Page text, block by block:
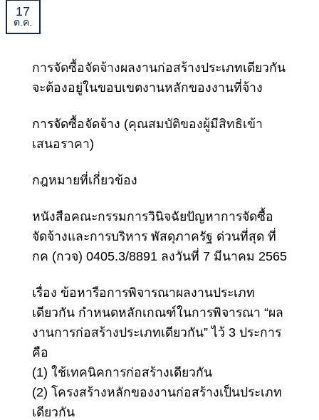
17
ต.ค.
การจัดซื้อจัดจ้างผลงานก่อสร้างประเภทเดียวกัน
จะต้องอยู่ในขอบเขตงานหลักของงานที่จ้าง
การจัดซื้อจัดจ้าง (คุณสมบัติของผู้มีสิทธิเข้า
เสนอราคา)
กฎหมายที่เกี่ยวข้อง
หนังสือคณะกรรมการวินิจฉัยปัญหาการจัดซื้อ
จัดจ้างและการบริหาร พัสดุภาครัฐ ด่วนที่สุด ที่
กค (กวจ) 0405.3/8891 ลงวันที่ 7 มีนาคม 2565
เรื่อง ข้อหารือการพิจารณาผลงานประเภท
เดียวกัน กําหนดหลักเกณฑ์ในการพิจารณา “ผล
งานการก่อสร้างประเภทเดียวกัน” ไว้ 3 ประการ
คือ
(1) ใช้เทคนิคการก่อสร้างเดียวกัน
(2) โครงสร้างหลักของงานก่อสร้างเป็นประเภท
เดียวกัน